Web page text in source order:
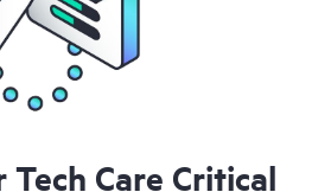
Tech Care Critical